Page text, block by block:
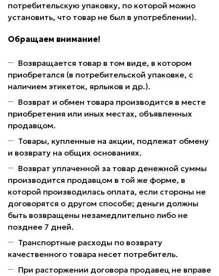
потребительскую упаковку, по которой можно
установить, что товар не был в употреблении).
Обращаем внимание!
Возвращается товар в том виде, в котором
приобретался (в потребительской упаковке, с
наличием этикеток, ярлыков и др.).
Возврат и обмен товара производится в месте
приобретения или иных местах, объявленных
продавцом.
Товары, купленные на акции, подлежат обмену
и возврату на общих основаниях.
Возврат уплаченной за товар денежной суммы
производится продавцом в той же форме, в
которой производилась оплата, если стороны не
договорятся о другом способе; деньги должны
быть возвращены незамедлительно либо не
позднее 7 дней.
Транспортные расходы по возврату
качественного товара несет потребитель.
При расторжении договора продавец не вправе